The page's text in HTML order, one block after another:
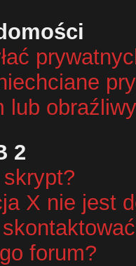
lub
2
skrypt?
X nie jest
forum?